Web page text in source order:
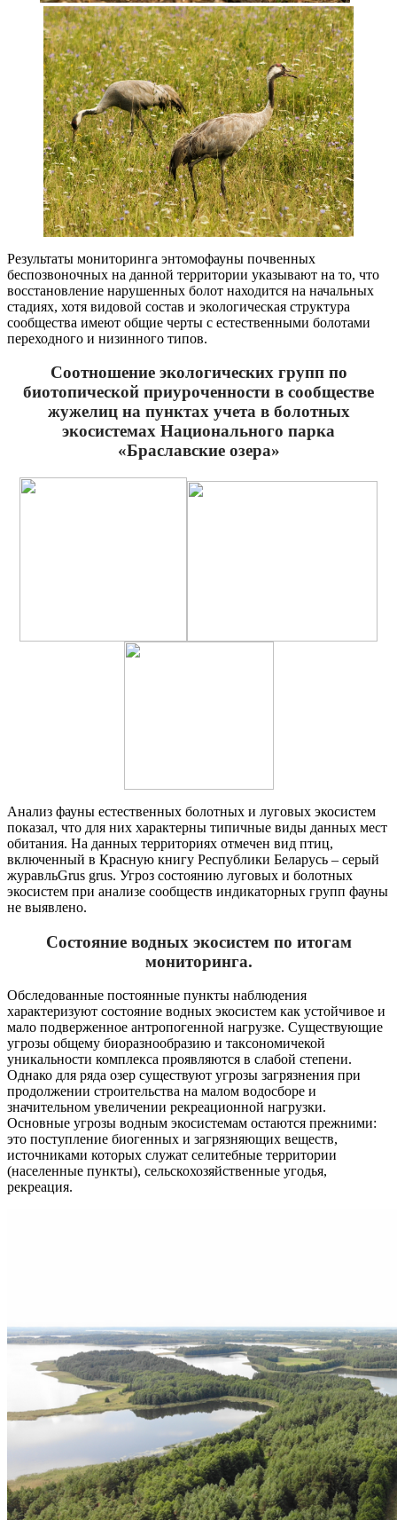
Результаты мониторинга энтомофауны почвенных
беспозвоночных на данной территории указывают на то, что
восстановление нарушенных болот находится на начальных
стадиях, хотя видовой состав и экологическая структура
сообщества имеют общие черты с естественными болотами
переходного и низинного типов.
Соотношение экологических групп по
биотопической приуроченности в сообществе
жужелиц на пунктах учета в болотных
экосистемах Национального парка
«Браславские озера»
Анализ фауны естественных болотных и луговых экосистем
показал, что для них характерны типичные виды данных мест
обитания. На данных территориях отмечен вид птиц,
включенный в Красную книгу Республики Беларусь – серый
журавльGrus grus. Угроз состоянию луговых и болотных
экосистем при анализе сообществ индикаторных групп фауны
не выявлено.
Состояние водных экосистем по итогам
мониторинга.
Обследованные постоянные пункты наблюдения
характеризуют состояние водных экосистем как устойчивое и
мало подверженное антропогенной нагрузке. Существующие
угрозы общему биоразнообразию и таксономичекой
уникальности комплекса проявляются в слабой степени.
Однако для ряда озер существуют угрозы загрязнения при
продолжении строительства на малом водосборе и
значительном увеличении рекреационной нагрузки.
Основные угрозы водным экосистемам остаются прежними:
это поступление биогенных и загрязняющих веществ,
источниками которых служат селитебные территории
(населенные пункты), сельскохозяйственные угодья,
рекреация.